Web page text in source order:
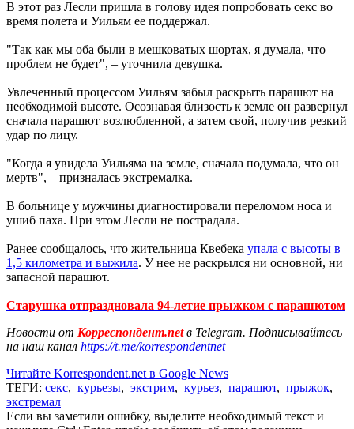
В этот раз Лесли пришла в голову идея попробовать секс во
время полета и Уильям ее поддержал.
"Так как мы оба были в мешковатых шортах, я думала, что
проблем не будет", – уточнила девушка.
Увлеченный процессом Уильям забыл раскрыть парашют на
необходимой высоте. Осознавая близость к земле он развернул
сначала парашют возлюбленной, а затем свой, получив резкий
удар по лицу.
"Когда я увидела Уильяма на земле, сначала подумала, что он
мертв", – призналась экстремалка.
В больнице у мужчины диагностировали переломом носа и
ушиб паха. При этом Лесли не пострадала.
Ранее сообщалось, что жительница Квебека упала с высоты в
1,5 километра и выжила. У нее не раскрылся ни основной, ни
запасной парашют.
Старушка отпраздновала 94-летие прыжком с парашютом
Новости от Корреспондент.netв Telegram. Подписывайтесь
на наш канал https://t.me/korrespondentnet
Читайте Korrespondent.net в Google News
ТЕГИ: секс, курьезы, экстрим, курьез, парашют, прыжок,
экстремал
Если вы заметили ошибку, выделите необходимый текст и